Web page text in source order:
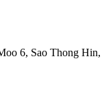
6, Sao Thong